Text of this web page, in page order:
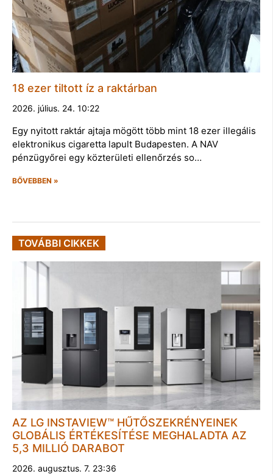
18 ezer tiltott íz a raktárban
2026. július. 24. 10:22
Egy nyitott raktár ajtaja mögött több mint 18 ezer illegális
elektronikus cigaretta lapult Budapesten. A NAV
pénzügyőrei egy közterületi ellenőrzés so…
BŐVEBBEN »
TOVÁBBI CIKKEK
AZ LG INSTAVIEW™ HŰTŐSZEKRÉNYEINEK
GLOBÁLIS ÉRTÉKESÍTÉSE MEGHALADTA AZ
5,3 MILLIÓ DARABOT
2026. augusztus. 7. 23:36